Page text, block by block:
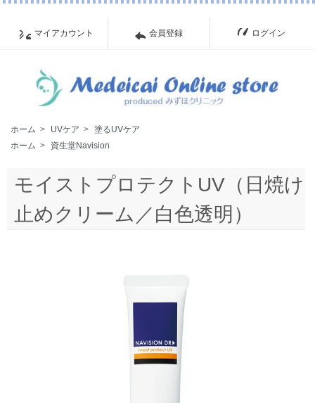
マイアカウント 会員登録 ログイン
ホーム > UVケア > 塗るUVケア
ホーム > 資生堂Navision
モイストプロテクトUV（日焼け
止めクリーム／白色透明）